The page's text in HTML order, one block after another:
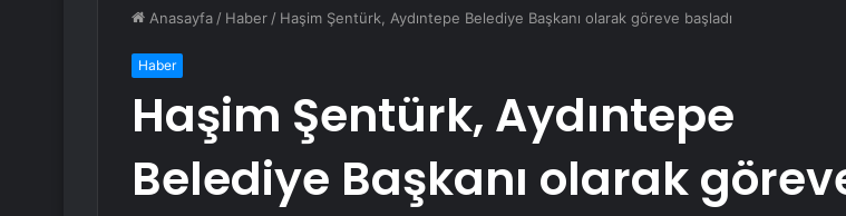
Anasayfa / Haber / Haşim Şentürk, Aydıntepe Belediye Başkanı olarak göreve başladı
Haber
Haşim Şentürk, Aydıntepe
Belediye Başkanı olarak